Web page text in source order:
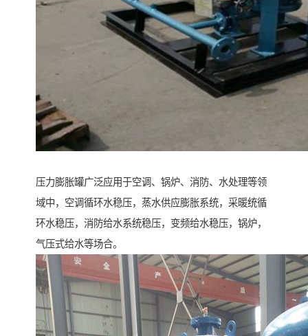
压力膨胀罐广泛应用于空调、锅炉、消防、水处理等领
域中，空调循环水稳压，蒸水供应膨胀系统，采暖统循
环水稳压，消防给水系统稳压，变频给水稳压，锅炉，
气压式给水等场合。